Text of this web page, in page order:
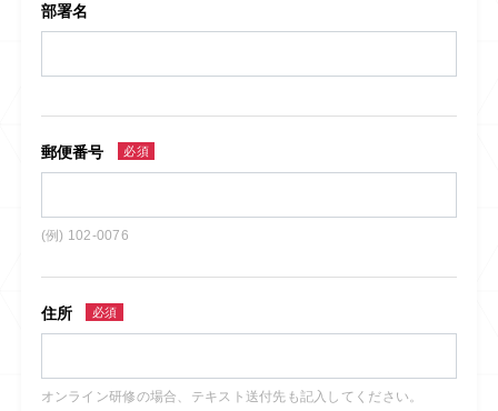
部署名
郵便番号 必須
(例) 102-0076
住所 必須
オンライン研修の場合、テキスト送付先も記入してください。